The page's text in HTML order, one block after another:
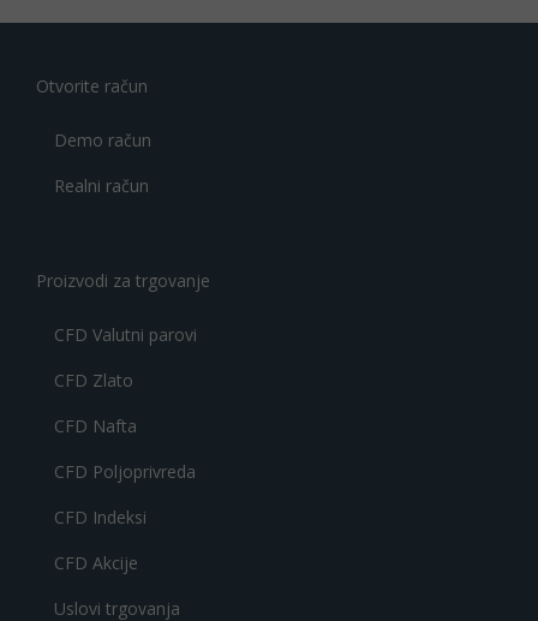
Otvorite račun
Demo račun
Realni račun
Proizvodi za trgovanje
CFD Valutni parovi
CFD Zlato
CFD Nafta
CFD Poljoprivreda
CFD Indeksi
CFD Akcije
Uslovi trgovanja